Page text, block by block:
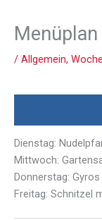
/ Allgemein,
Dienstag:
Mittwoch:
Donnerstag:
Freitag: Schnitzel